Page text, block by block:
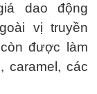
dao động
vị truyền
được làm
caramel, các